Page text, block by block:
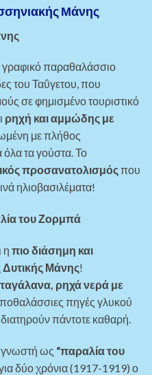
Μάνης
γραφικό παραθαλάσσιο
του Ταΰγετου, που
σε φημισμένο τουριστικό
ρηχή και αμμώδης με
με πλήθος
όλα τα γούστα. Το
προσανατολισμόςπου
ηλιοβασιλέματα!
του Ζορμπά
η πιο διάσημη και
Μάνης!
ρηχά νερά με
πηγές γλυκού
πάντοτε καθαρή.
γνωστή ως “παραλία του
δύο χρόνια (1917-1919) ο